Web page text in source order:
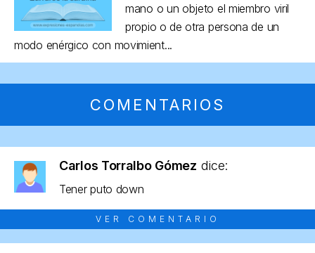
mano o un objeto el miembro viril
propio o de otra persona de un
modo enérgico con movimient...
COMENTARIOS
Carlos Torralbo Gómez dice:
Tener puto down
VER COMENTARIO